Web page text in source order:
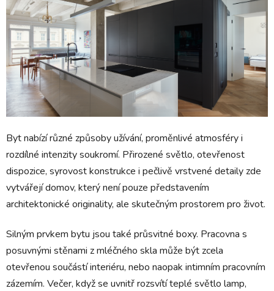
Byt nabízí různé způsoby užívání, proměnlivé atmosféry i
rozdílné intenzity soukromí. Přirozené světlo, otevřenost
dispozice, syrovost konstrukce i pečlivě vrstvené detaily zde
vytvářejí domov, který není pouze představením
architektonické originality, ale skutečným prostorem pro život.
Silným prvkem bytu jsou také průsvitné boxy. Pracovna s
posuvnými stěnami z mléčného skla může být zcela
otevřenou součástí interiéru, nebo naopak intimním pracovním
zázemím. Večer, když se uvnitř rozsvítí teplé světlo lamp,